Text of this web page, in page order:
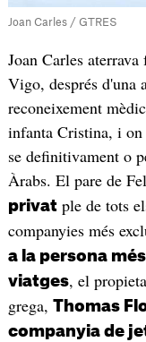
Joan Carles / GTRES
Joan Carles
Vigo, després d'una
reconeixement
infanta Cristina, i on
se definitivament o
Àrabs. El pare de
privatple de tots
companyies més
a la persona
viatges, el
grega, Thomas
companyia de